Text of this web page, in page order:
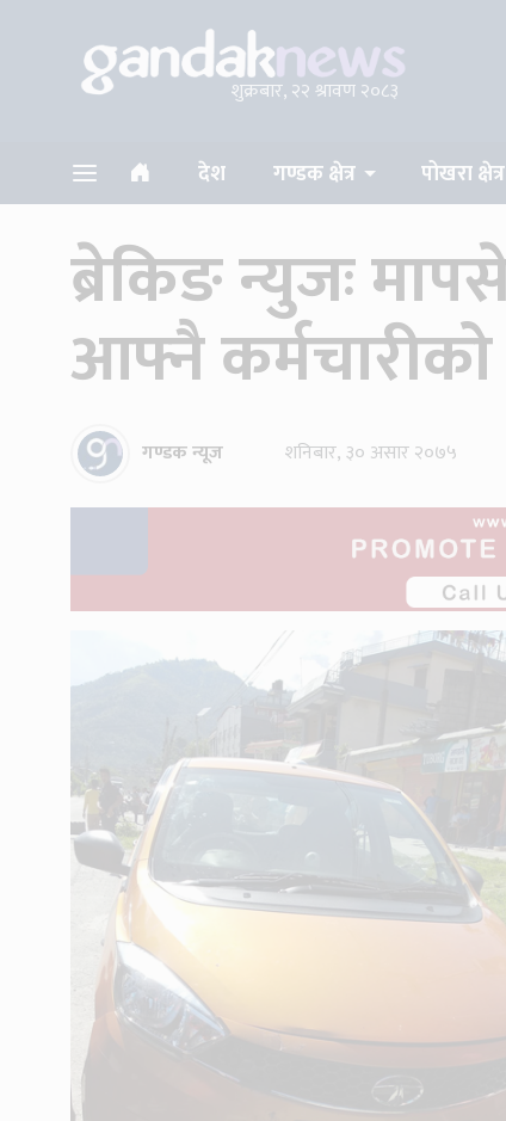
शुक्रबार, २२ श्रावण २०८३
देश गण्डक क्षेत्र पोखरा क्षेत्र
ब्रेकिङ न्युजः
आफ्नै कर्मचारीको
गण्डक न्यूज शनिबार, ३० असार २०७५